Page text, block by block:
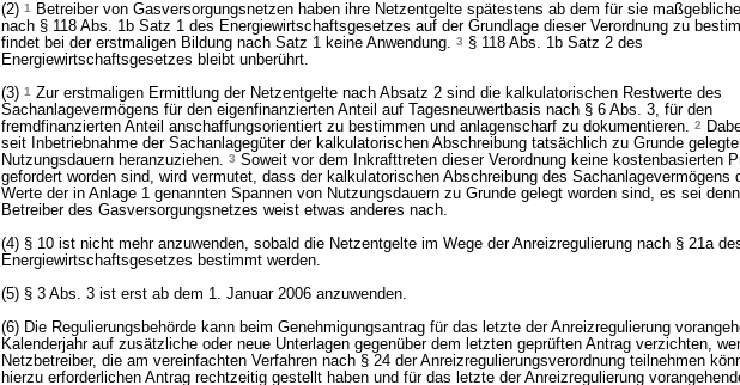
(2) 1
Betreiber von Gasversorgungsnetzen haben ihre Netzentgelte spätestens ab dem für sie
nach § 118 Abs. 1b Satz 1 des Energiewirtschaftsgesetzes auf der Grundlage dieser Verordnung zu
findet bei der erstmaligen Bildung nach Satz 1 keine Anwendung. 3 § 118 Abs. 1b Satz 2 des
Energiewirtschaftsgesetzes bleibt unberührt.
(3) 1 Zur erstmaligen Ermittlung der Netzentgelte nach Absatz 2 sind die kalkulatorischen Restwerte des
Sachanlagevermögens für den eigenfinanzierten Anteil auf Tagesneuwertbasis nach § 6 Abs. 3, für den
fremdfinanzierten Anteil anschaffungsorientiert zu bestimmen und anlagenscharf zu dokumentieren. 2
seit Inbetriebnahme der Sachanlagegüter der kalkulatorischen Abschreibung tatsächlich zu Grunde
Nutzungsdauern heranzuziehen. 3 Soweit vor dem Inkrafttreten dieser Verordnung keine kostenbasierten
gefordert worden sind, wird vermutet, dass der kalkulatorischen Abschreibung des Sachanlagevermögens
Werte der in Anlage 1 genannten Spannen von Nutzungsdauern zu Grunde gelegt worden sind, es sei
Betreiber des Gasversorgungsnetzes weist etwas anderes nach.
(4) § 10 ist nicht mehr anzuwenden, sobald die Netzentgelte im Wege der Anreizregulierung nach § 21a
Energiewirtschaftsgesetzes bestimmt werden.
(5) § 3 Abs. 3 ist erst ab dem 1. Januar 2006 anzuwenden.
(6) Die Regulierungsbehörde kann beim Genehmigungsantrag für das letzte der Anreizregulierung
Kalenderjahr auf zusätzliche oder neue Unterlagen gegenüber dem letzten geprüften Antrag verzichten,
Netzbetreiber, die am vereinfachten Verfahren nach § 24 der Anreizregulierungsverordnung teilnehmen
hierzu erforderlichen Antrag rechtzeitig gestellt haben und für das letzte der Anreizregulierung